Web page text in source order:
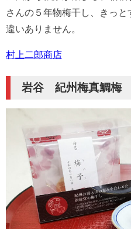
さんの５年物梅干し、きっ
違いありません。
村上二郎商店
岩谷 紀州梅真鯛梅